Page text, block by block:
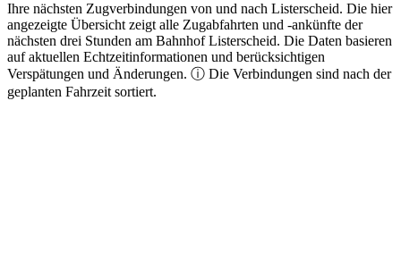
Ihre nächsten Zugverbindungen von und nach Listerscheid. Die hier
angezeigte Übersicht zeigt alle Zugabfahrten und -ankünfte der
nächsten drei Stunden am Bahnhof Listerscheid. Die Daten basieren
auf aktuellen Echtzeitinformationen und berücksichtigen
Verspätungen und Änderungen. ⓘ Die Verbindungen sind nach der
geplanten Fahrzeit sortiert.